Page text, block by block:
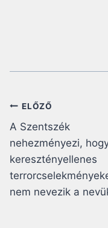
Bejegyzés
navigáció
ELŐZŐ
A Szentszék
nehezményezi,
keresztényellenes
nem nevezik a